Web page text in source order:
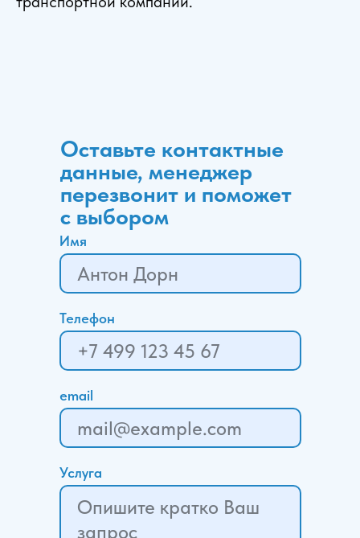
Оставьте контактные
данные, менеджер
перезвонит и поможет
с выбором
Имя
Телефон
email
Услуга